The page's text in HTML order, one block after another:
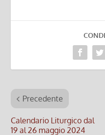
Precedente
Calendario Liturgico dal
19 al 26 maggio 2024